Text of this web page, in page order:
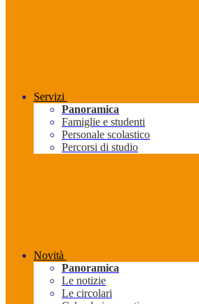
Servizi
Panoramica
Famiglie e studenti
Personale scolastico
Percorsi di studio
Novità
Panoramica
Le notizie
Le circolari